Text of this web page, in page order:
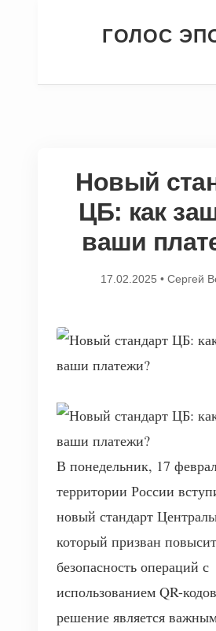
ГОЛОС
Новый
ЦБ: как
ваши
17.02.2025 • Сергей
В понедельник, 17
территории России
новый стандарт
который призван
безопасность операций с
использованием QR-
решение является